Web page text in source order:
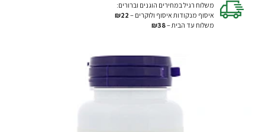
משלוח רגיל במחירים הוגנים וברורים:
איסוף מנקודות איסוף ולוקרים – ₪22
משלוח עד הבית –₪38